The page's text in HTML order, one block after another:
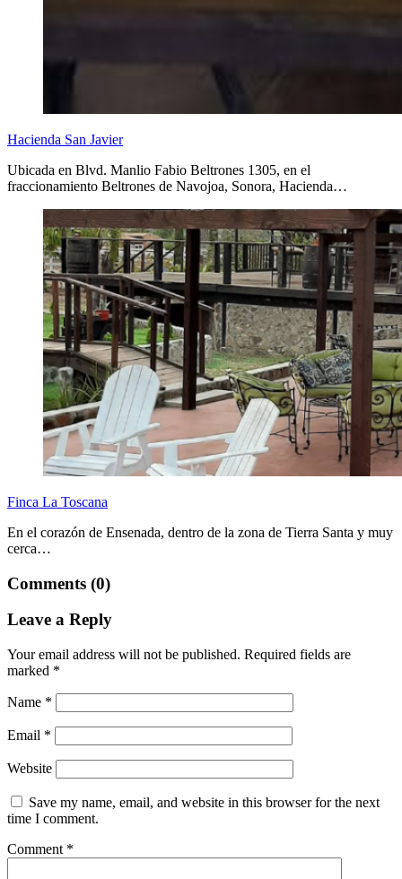
Hacienda San Javier
Ubicada en Blvd. Manlio Fabio Beltrones 1305, en el
fraccionamiento Beltrones de Navojoa, Sonora, Hacienda…
Finca La Toscana
En el corazón de Ensenada, dentro de la zona de Tierra Santa y muy
cerca…
Comments (0)
Leave a Reply
Your email address will not be published. Required fields are
marked *
Name *
Email *
Website
Save my name, email, and website in this browser for the next
time I comment.
Comment *